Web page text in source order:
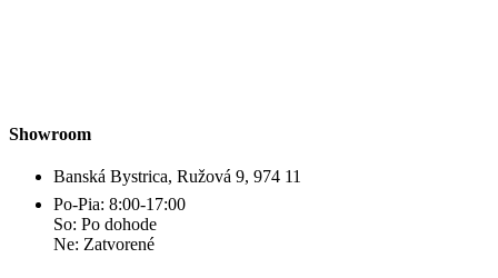
Showroom
Banská Bystrica, Ružová 9, 974 11
Po-Pia: 8:00-17:00
So: Po dohode
Ne: Zatvorené